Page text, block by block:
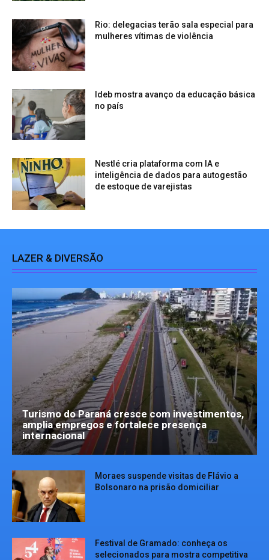
Rio: delegacias terão sala especial para
mulheres vítimas de violência
Ideb mostra avanço da educação básica
no país
Nestlé cria plataforma com IA e
inteligência de dados para autogestão
de estoque de varejistas
LAZER & DIVERSÃO
Turismo do Paraná cresce com investimentos,
amplia empregos e fortalece presença
internacional
Moraes suspende visitas de Flávio a
Bolsonaro na prisão domiciliar
Festival de Gramado: conheça os
selecionados para mostra competitiva